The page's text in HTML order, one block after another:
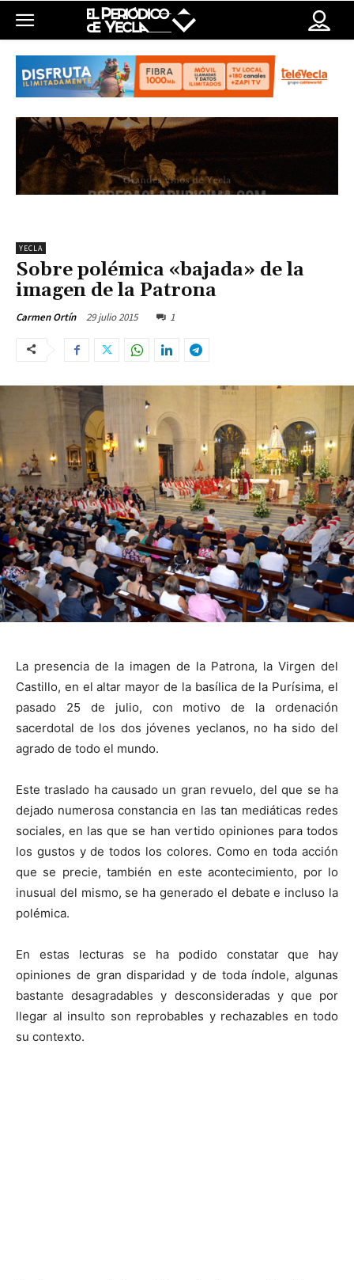
YECLA
Sobre polémica «bajada» de la
imagen de la Patrona
Carmen Ortín 29 julio 2015 1
La presencia de la imagen de la Patrona, la Virgen del
Castillo, en el altar mayor de la basílica de la Purísima, el
pasado 25 de julio, con motivo de la ordenación
sacerdotal de los dos jóvenes yeclanos, no ha sido del
agrado de todo el mundo.
Este traslado ha causado un gran revuelo, del que se ha
dejado numerosa constancia en las tan mediáticas redes
sociales, en las que se han vertido opiniones para todos
los gustos y de todos los colores. Como en toda acción
que se precie, también en este acontecimiento, por lo
inusual del mismo, se ha generado el debate e incluso la
polémica.
En estas lecturas se ha podido constatar que hay
opiniones de gran disparidad y de toda índole, algunas
bastante desagradables y desconsideradas y que por
llegar al insulto son reprobables y rechazables en todo
su contexto.